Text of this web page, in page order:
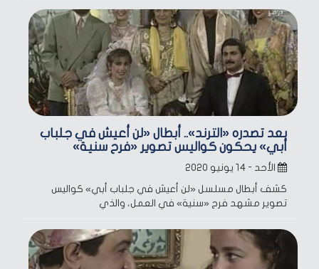
بعد تصدره «الترند».. أبطال «لن أعيش في جلباب
أبي» يحكون كواليس تصوير «فرح سنية»
الأحد - ١٤ يونيو ٢٠٢٠
كشف أبطال مسلسل «لن أعيش في جلباب أبي» كواليس
تصوير مشهد فرح «سنية» في العمل، والذي